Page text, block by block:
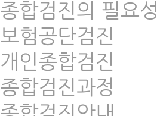
종합검진의 필요성
보험공단검진
개인종합검진
종합검진과정